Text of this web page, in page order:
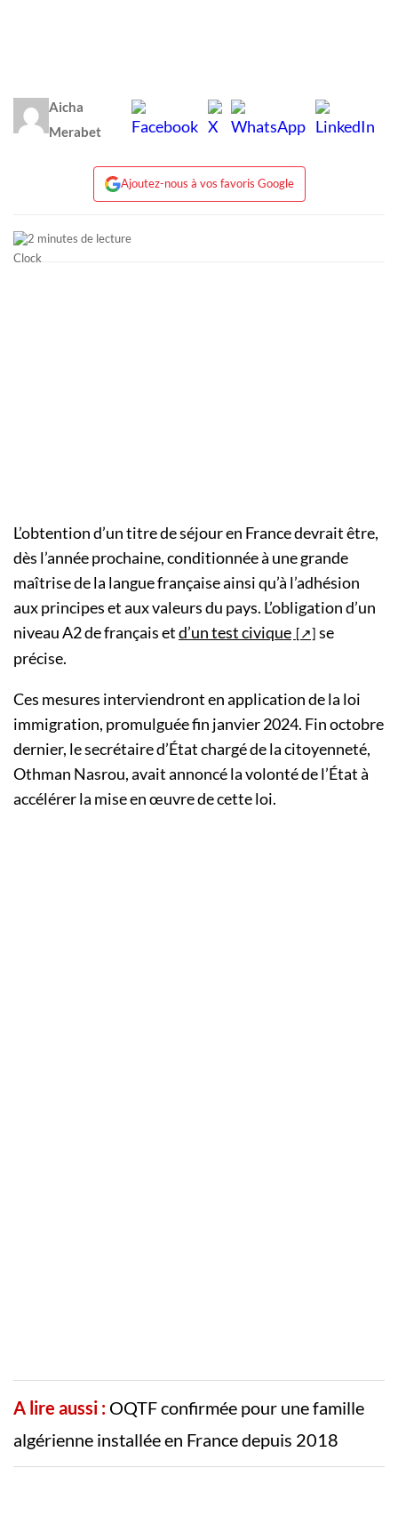
Aicha
Merabet
Ajoutez-nous à vos favoris Google
2 minutes de lecture
L’obtention d’un titre de séjour en France devrait être,
dès l’année prochaine, conditionnée à une grande
maîtrise de la langue française ainsi qu’à l’adhésion
aux principes et aux valeurs du pays. L’obligation d’un
niveau A2 de français etd’un test civique
se
précise.
Ces mesures interviendront en application de la loi
immigration, promulguée fin janvier 2024. Fin octobre
dernier, le secrétaire d’État chargé de la citoyenneté,
Othman Nasrou, avait annoncé la volonté de l’État à
accélérer la mise en œuvre de cette loi.
A lire aussi : OQTF confirmée pour une famille
algérienne installée en France depuis 2018